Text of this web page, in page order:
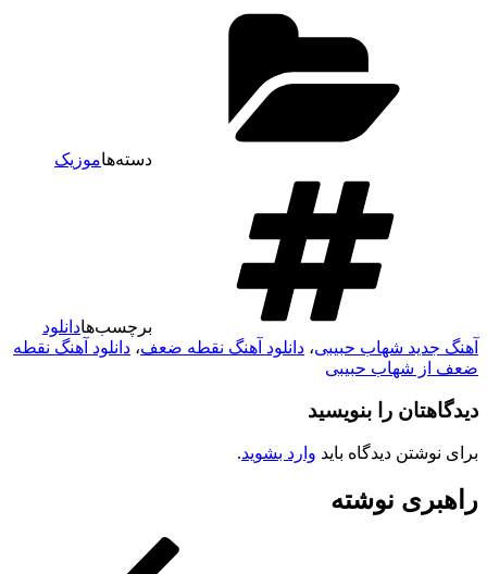
دسته‌هاموزیک
برچسب‌هادانلود
آهنگ جدید شهاب حبیبی، دانلود آهنگ نقطه ضعف، دانلود آهنگ نقطه
ضعف از شهاب حبیبی
دیدگاهتان را بنویسید
برای نوشتن دیدگاه باید وارد بشوید.
راهبری نوشته